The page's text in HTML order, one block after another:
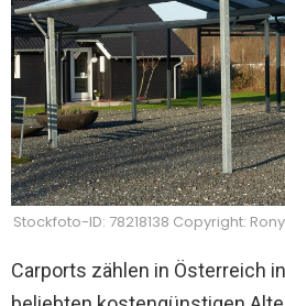
Stockfoto-ID: 78218138 Copyright:
Carports zählen in Österreich